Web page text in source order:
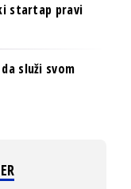
startap pravi
služi svom